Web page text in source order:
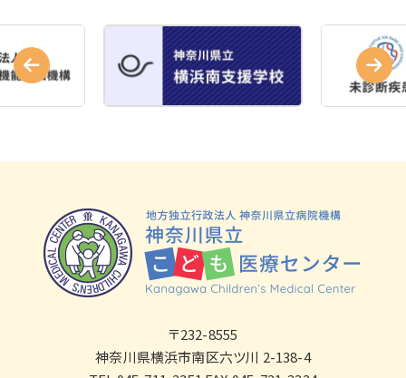
〒232-8555
神奈川県横浜市南区六ツ川 2-138-4